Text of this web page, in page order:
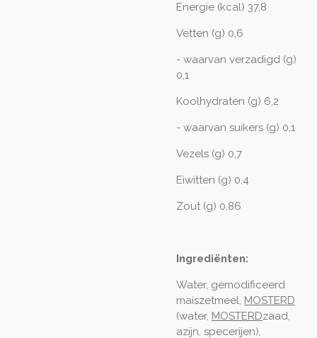
Energie (kcal) 37,8
Vetten (g) 0,6
- waarvan verzadigd (g)
0,1
Koolhydraten (g) 6,2
- waarvan suikers (g) 0,1
Vezels (g) 0,7
Eiwitten (g) 0,4
Zout (g) 0,86
Ingrediënten:
Water, gemodificeerd
maiszetmeel, MOSTERD
(water, MOSTERDzaad,
azijn, specerijen),